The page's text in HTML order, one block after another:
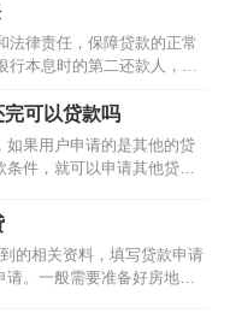
法律责任，保障贷款的正常
行本息时的第二还款人，只
款人对债务有连带清偿责
权，而任何一方均…
可以贷款吗
如果用户申请的是其他的贷
条件，就可以申请其他贷
可以申请商业贷款。由此
公积金有没有还完，用户
…的相关资料，填写贷款申请
请。一般需要准备好房地产